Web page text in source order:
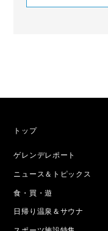
トップ
ゲレンデレポート
ニュース＆トピックス
食・買・遊
日帰り温泉＆サウナ